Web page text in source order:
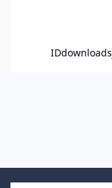
IDdownloads